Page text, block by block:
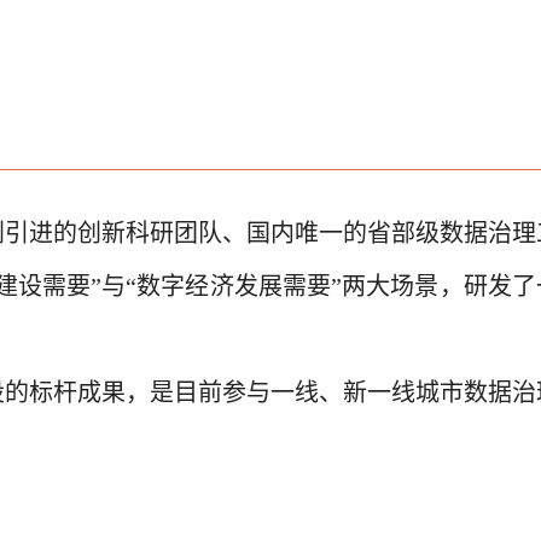
进的创新科研团队、国内唯一的省部级数据治理
需要”与“数字经济发展需要”两大场景，研发了
标杆成果，是目前参与一线、新一线城市数据治